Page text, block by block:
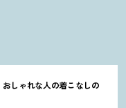
おしゃれな人の着こなしの